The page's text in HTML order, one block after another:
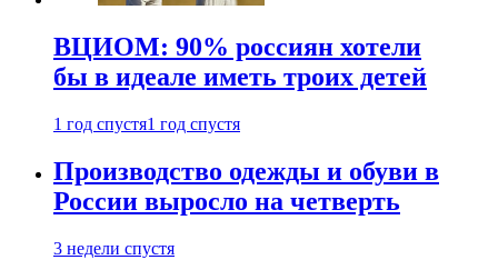
ВЦИОМ: 90% россиян хотели
бы в идеале иметь троих детей
1 год спустя1 год спустя
Производство одежды и обуви в
России выросло на четверть
3 недели спустя